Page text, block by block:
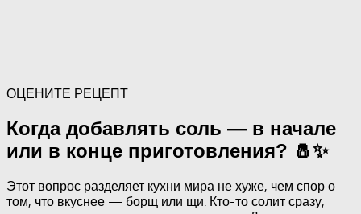
ОЦЕНИТЕ РЕЦЕПТ
Когда добавлять соль — в начале
или в конце приготовления? 🧂✨
Этот вопрос разделяет кухни мира не хуже, чем спор о
том, что вкуснее — борщ или щи. Кто-то солит сразу,